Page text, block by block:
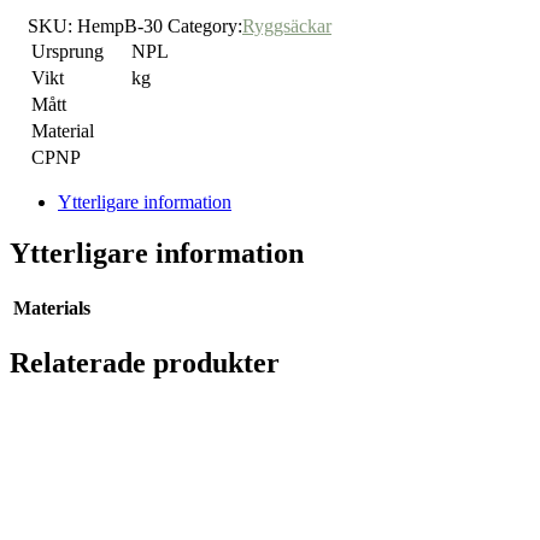
SKU: HempB-30 Category:Ryggsäckar
Ursprung
NPL
Vikt
kg
Mått
Material
CPNP
Ytterligare information
Ytterligare information
Materials
Relaterade produkter